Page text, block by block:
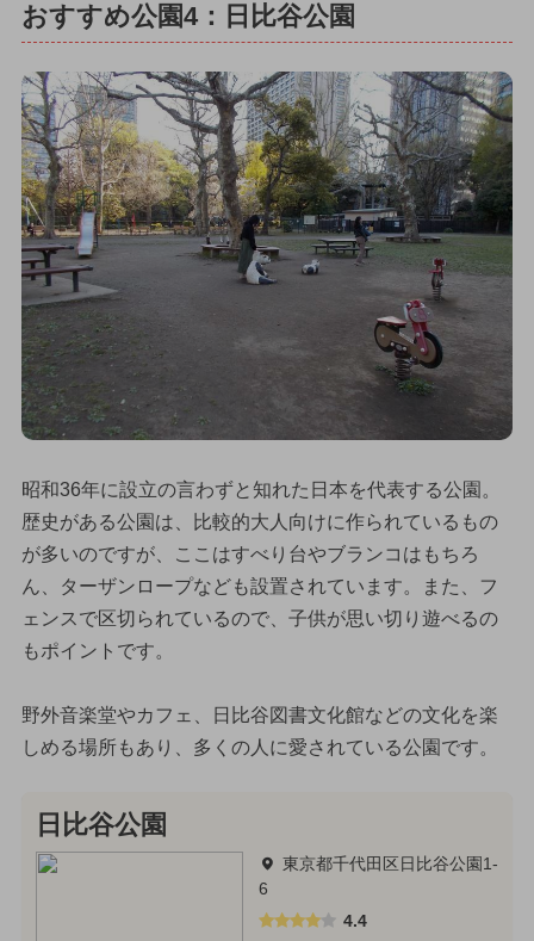
おすすめ公園4：日比谷公園
昭和36年に設立の言わずと知れた日本を代表する公園。
歴史がある公園は、比較的大人向けに作られているもの
が多いのですが、ここはすべり台やブランコはもちろ
ん、ターザンロープなども設置されています。また、フ
ェンスで区切られているので、子供が思い切り遊べるの
もポイントです。
野外音楽堂やカフェ、日比谷図書文化館などの文化を楽
しめる場所もあり、多くの人に愛されている公園です。
日比谷公園
東京都千代田区日比谷公園1-
6
4.4